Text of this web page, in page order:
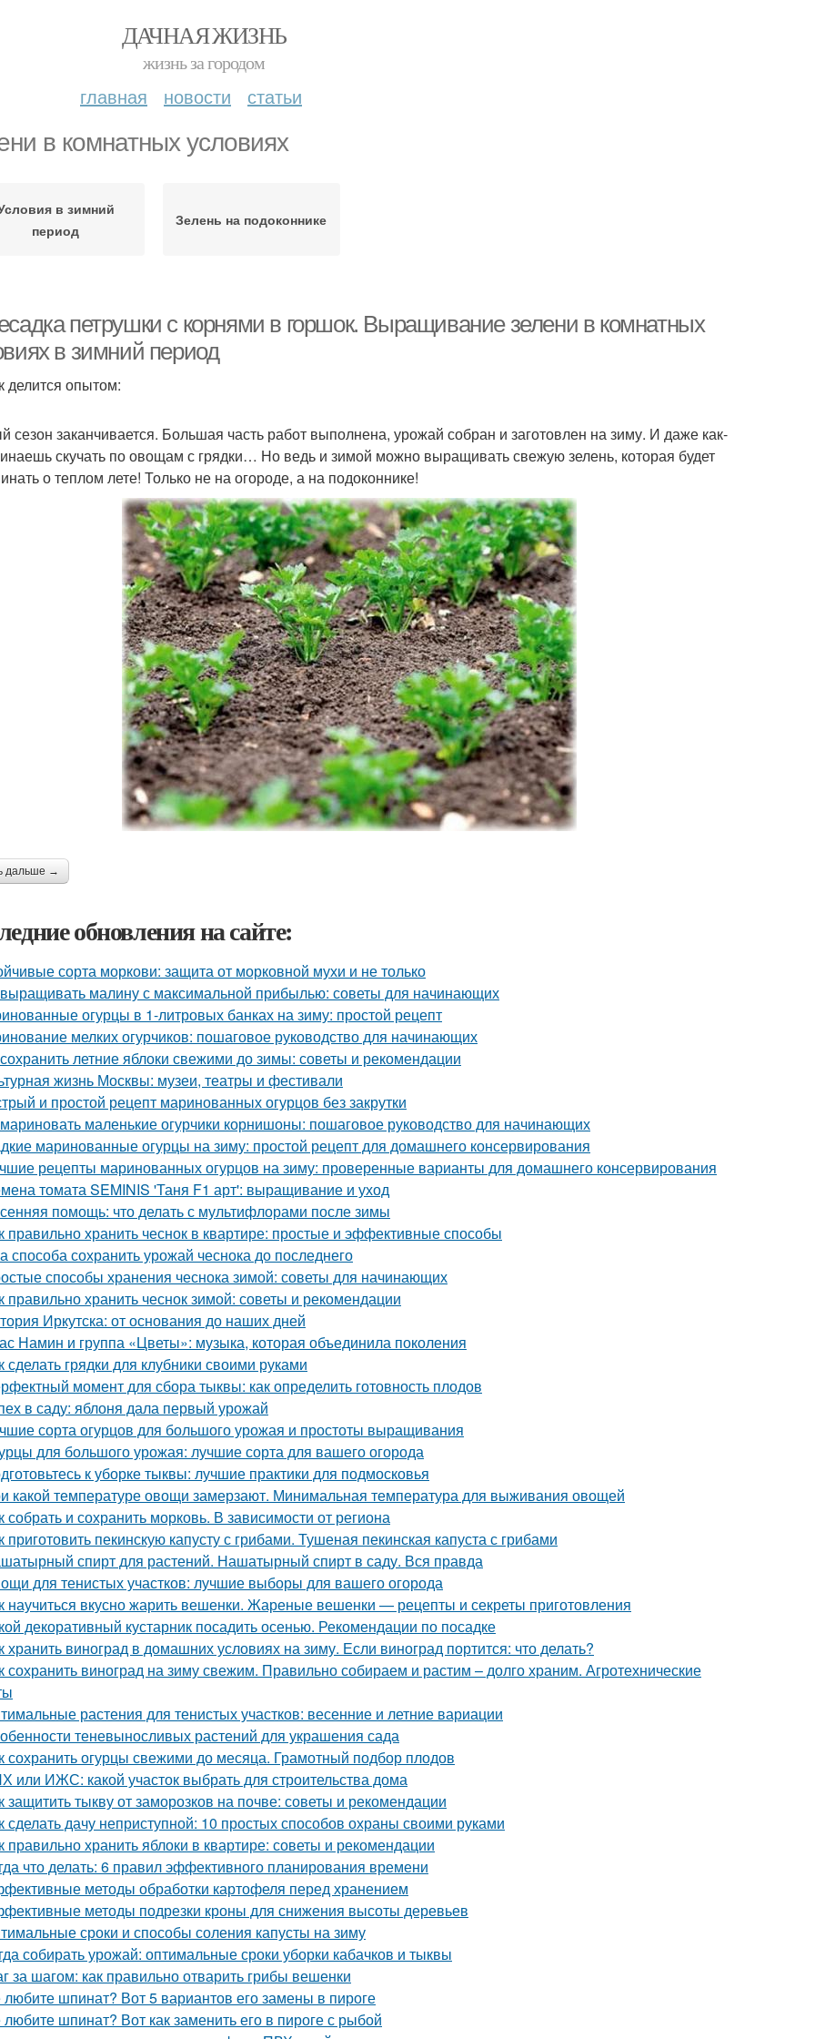
ДАЧНАЯ ЖИЗНЬ
жизнь за городом
главная новости статьи
в комнатных условиях
в зимний
период
Зелень на подоконнике
петрушки с корнями в горшок. Выращивание зелени в комнатных
в зимний период
делится опытом:
сезон заканчивается. Большая часть работ выполнена, урожай собран и заготовлен на зиму. И даже как-
скучать по овощам с грядки… Но ведь и зимой можно выращивать свежую зелень, которая будет
о теплом лете! Только не на огороде, а на подоконнике!
дальше →
обновления на сайте:
сорта моркови: защита от морковной мухи и не только
малину с максимальной прибылью: советы для начинающих
огурцы в 1-литровых банках на зиму: простой рецепт
мелких огурчиков: пошаговое руководство для начинающих
летние яблоки свежими до зимы: советы и рекомендации
жизнь Москвы: музеи, театры и фестивали
и простой рецепт маринованных огурцов без закрутки
маленькие огурчики корнишоны: пошаговое руководство для начинающих
маринованные огурцы на зиму: простой рецепт для домашнего консервирования
рецепты маринованных огурцов на зиму: проверенные варианты для домашнего консервирования
томата SEMINIS 'Таня F1 арт': выращивание и уход
помощь: что делать с мультифлорами после зимы
правильно хранить чеснок в квартире: простые и эффективные способы
способа сохранить урожай чеснока до последнего
способы хранения чеснока зимой: советы для начинающих
правильно хранить чеснок зимой: советы и рекомендации
Иркутска: от основания до наших дней
Намин и группа «Цветы»: музыка, которая объединила поколения
сделать грядки для клубники своими руками
момент для сбора тыквы: как определить готовность плодов
в саду: яблоня дала первый урожай
сорта огурцов для большого урожая и простоты выращивания
для большого урожая: лучшие сорта для вашего огорода
к уборке тыквы: лучшие практики для подмосковья
какой температуре овощи замерзают. Минимальная температура для выживания овощей
собрать и сохранить морковь. В зависимости от региона
приготовить пекинскую капусту с грибами. Тушеная пекинская капуста с грибами
спирт для растений. Нашатырный спирт в саду. Вся правда
для тенистых участков: лучшие выборы для вашего огорода
научиться вкусно жарить вешенки. Жареные вешенки — рецепты и секреты приготовления
декоративный кустарник посадить осенью. Рекомендации по посадке
хранить виноград в домашних условиях на зиму. Если виноград портится: что делать?
сохранить виноград на зиму свежим. Правильно собираем и растим – долго храним. Агротехнические
растения для тенистых участков: весенние и летние вариации
теневыносливых растений для украшения сада
сохранить огурцы свежими до месяца. Грамотный подбор плодов
или ИЖС: какой участок выбрать для строительства дома
защитить тыкву от заморозков на почве: советы и рекомендации
сделать дачу неприступной: 10 простых способов охраны своими руками
правильно хранить яблоки в квартире: советы и рекомендации
что делать: 6 правил эффективного планирования времени
методы обработки картофеля перед хранением
методы подрезки кроны для снижения высоты деревьев
сроки и способы соления капусты на зиму
собирать урожай: оптимальные сроки уборки кабачков и тыквы
за шагом: как правильно отварить грибы вешенки
шпинат? Вот 5 вариантов его замены в пироге
шпинат? Вот как заменить его в пироге с рыбой